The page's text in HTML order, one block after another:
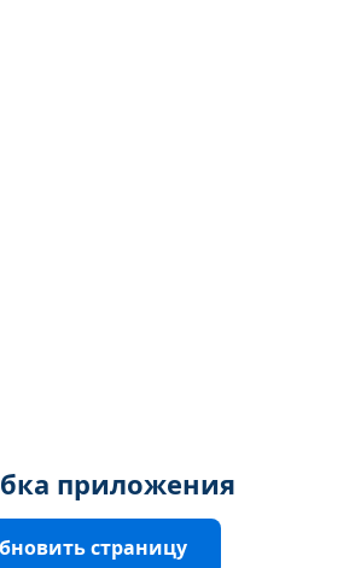
приложения
страницу